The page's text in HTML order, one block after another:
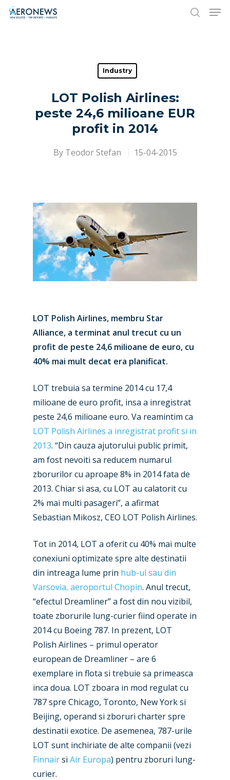
Hit enter to search or ESC to close
Industry
LOT Polish Airlines:
peste 24,6 milioane EUR
profit in 2014
By Teodor Stefan 15-04-2015
LOT Polish Airlines, membru Star
Alliance, a terminat anul trecut cu un
profit de peste 24,6 milioane de euro, cu
40% mai mult decat era planificat.
LOT trebuia sa termine 2014 cu 17,4
milioane de euro profit, insa a inregistrat
peste 24,6 milioane euro. Va reamintim ca
LOT Polish Airlines a inregistrat profit si in
2013. “Din cauza ajutorului public primit,
am fost nevoiti sa reducem numarul
zborurilor cu aproape 8% in 2014 fata de
2013. Chiar si asa, cu LOT au calatorit cu
2% mai multi pasageri”, a afirmat
Sebastian Mikosz, CEO LOT Polish Airlines.
Tot in 2014, LOT a oferit cu 40% mai multe
conexiuni optimizate spre alte destinatii
din intreaga lume prin hub-ul sau din
Varsovia, aeroportul Chopin. Anul trecut,
“efectul Dreamliner” a fost din nou vizibil,
toate zborurile lung-curier fiind operate in
2014 cu Boeing 787. In prezent, LOT
Polish Airlines – primul operator
european de Dreamliner – are 6
exemplare in flota si trebuie sa primeasca
inca doua. LOT zboara in mod regulat cu
787 spre Chicago, Toronto, New York si
Beijing, operand si zboruri charter spre
destinatii exotice. De asemenea, 787-urile
LOT sunt inchiriate de alte companii (vezi
Finnairsi Air Europa) pentru zboruri lung-
curier.
New Routes
Industry
Accidents / Incidents
Airshows
Dubai 2025
Paris 2025
Farnborough 2024
Paris 2023
Business Jets
Military
Trip Reports
Marketplace